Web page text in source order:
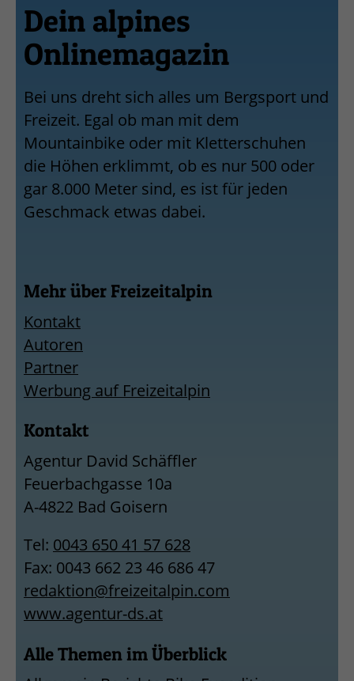
Dein alpines
Onlinemagazin
Bei uns dreht sich alles um Bergsport und
Freizeit. Egal ob man mit dem
Mountainbike oder mit Kletterschuhen
die Höhen erklimmt, ob es nur 500 oder
gar 8.000 Meter sind, es ist für jeden
Geschmack etwas dabei.
Mehr über Freizeitalpin
Kontakt
Autoren
Partner
Werbung auf Freizeitalpin
Kontakt
Agentur David Schäffler
Feuerbachgasse 10a
A-4822 Bad Goisern
Tel: 0043 650 41 57 628
Fax: 0043 662 23 46 686 47
redaktion@freizeitalpin.com
www.agentur-ds.at
Alle Themen im Überblick